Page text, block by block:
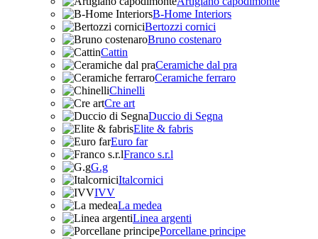
B-Home Interiors
Bertozzi cornici
Bruno costenaro
Cattin
Ceramiche dal pra
Ceramiche ferraro
Chinelli
Cre art
Duccio di Segna
Elite & fabris
Euro far
Franco s.r.l
G.g
Italcornici
IVV
La medea
Linea argenti
Porcellane principe